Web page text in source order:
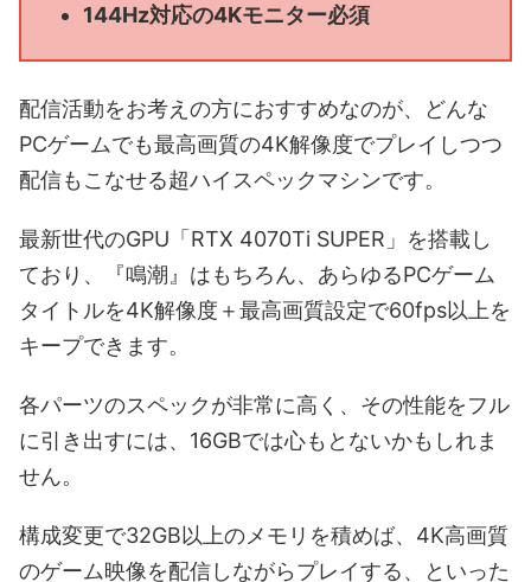
144Hz対応の4Kモニター必須
配信活動をお考えの方におすすめなのが、どんな
PCゲームでも最高画質の4K解像度でプレイしつつ
配信もこなせる超ハイスペックマシンです。
最新世代のGPU「RTX 4070Ti SUPER」を搭載し
ており、『鳴潮』はもちろん、あらゆるPCゲーム
タイトルを4K解像度＋最高画質設定で60fps以上を
キープできます。
各パーツのスペックが非常に高く、その性能をフル
に引き出すには、16GBでは心もとないかもしれま
せん。
構成変更で32GB以上のメモリを積めば、4K高画質
のゲーム映像を配信しながらプレイする、といった